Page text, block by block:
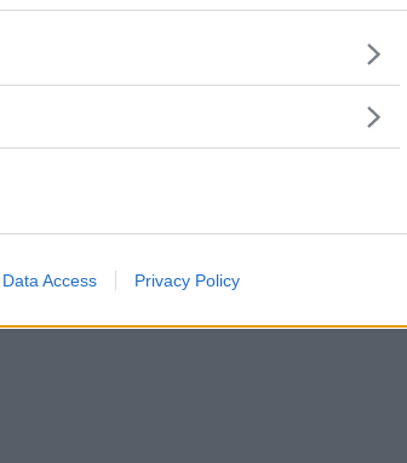
Data Access Privacy Policy